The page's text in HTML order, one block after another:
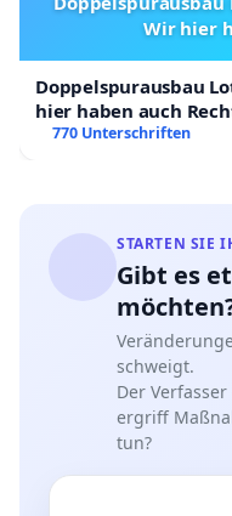
Wir hier
Doppelspurausbau
hier haben auch
770 Unterschriften
STARTEN SIE
Gibt es
schweigt.
Der
ergriff
tun?